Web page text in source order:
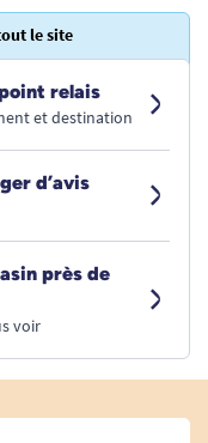
le site
relais
et destination
d’avis
près de
voir